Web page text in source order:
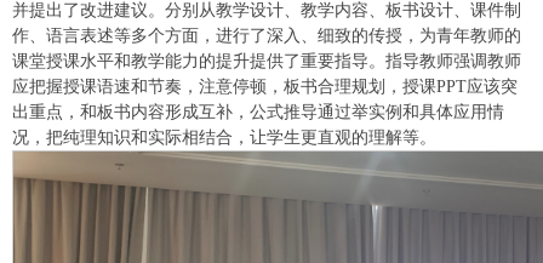
并提出了改进建议。分别从教学设计、教学内容、板书设计、课件制
作、语言表述等多个方面，进行了深入、细致的传授，为青年教师的
课堂授课水平和教学能力的提升提供了重要指导。指导教师强调教师
应把握授课语速和节奏，注意停顿，板书合理规划，授课PPT应该突
出重点，和板书内容形成互补，公式推导通过举实例和具体应用情
况，把纯理知识和实际相结合，让学生更直观的理解等。